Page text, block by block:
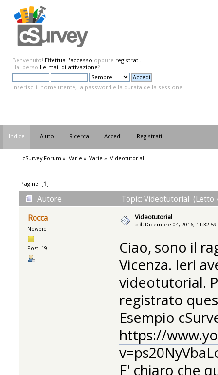
Benvenuto! Effettua l'accesso oppure registrati.
Hai perso l'e-mail di attivazione?
Inserisci il nome utente, la password e la durata della sessione.
Indice Aiuto Ricerca Accedi Registrati
cSurvey Forum » Varie » Varie » Videotutorial
Pagine: [1]
Autore
Topic: Videotutorial (Letto
Rocca
Newbie
Post: 19
Videotutorial
« il: Dicembre 04, 2016,
Ciao, sono il
Vicenza. Ieri
videotutorial.
registrato
Esempio
https://
E' chiaro che